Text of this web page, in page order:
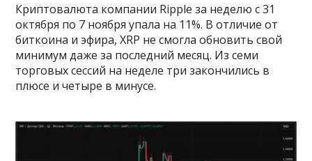
Криптовалюта компании Ripple за неделю с 31
октября по 7 ноября упала на 11%. В отличие от
биткоина и эфира, XRP не смогла обновить свой
минимум даже за последний месяц. Из семи
торговых сессий на неделе три закончились в
плюсе и четыре в минусе.